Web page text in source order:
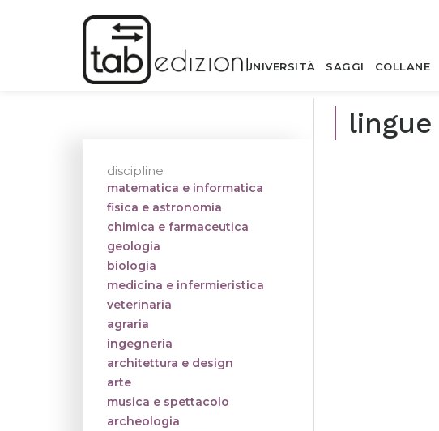
UNIVERSITÀ SAGGI COLLANE
discipline
matematica e informatica
fisica e astronomia
chimica e farmaceutica
geologia
biologia
medicina e infermieristica
veterinaria
agraria
ingegneria
architettura e design
arte
musica e spettacolo
archeologia